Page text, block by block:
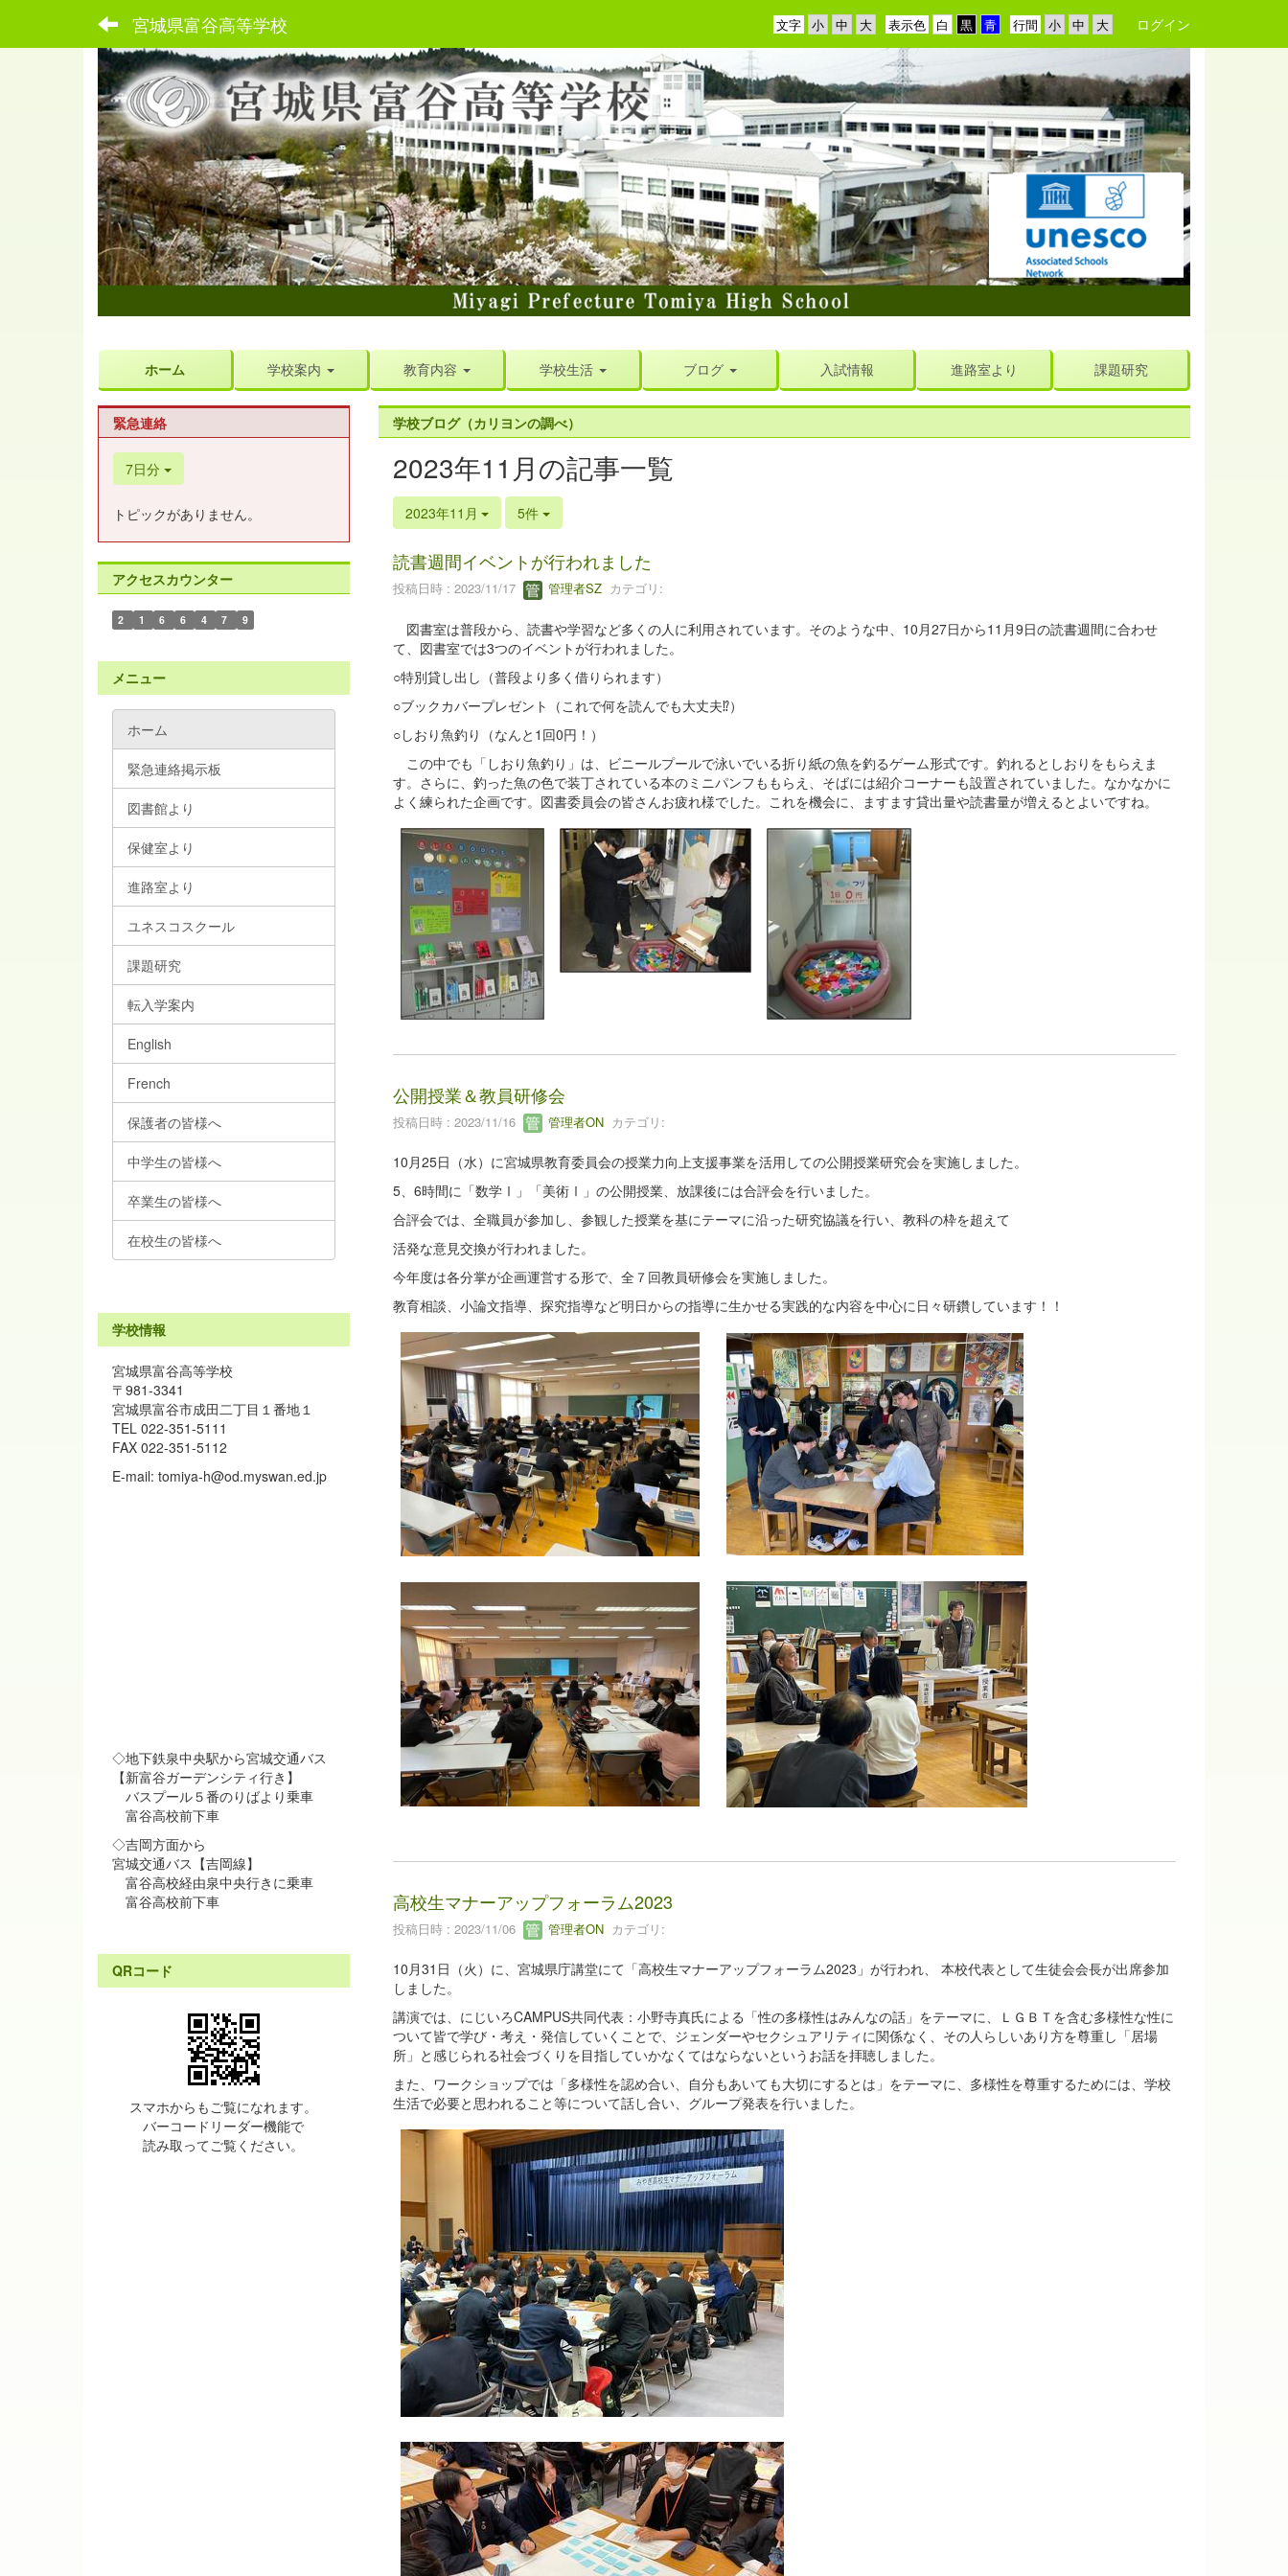
宮城県富谷高等学校 行間
表示色
文字 ログイン
ホーム 学校案内 教育内容 学校生活 ブログ 入試情報 進路室より 課題研究
学校ブログ（カリヨンの調べ）
2023年11月の記事一覧
2023年11月 5件
読書週間イベントが行われました
投稿日時 : 2023/11/17 管理者SZカテゴリ:
図書室は普段から、読書や学習など多くの人に利用されています。そのような中、10月27日から11月9日の読書週間に合わせ
て、図書室では3つのイベントが行われました。
○特別貸し出し（普段より多く借りられます）
○ブックカバープレゼント（これで何を読んでも大丈夫⁉）
○しおり魚釣り（なんと1回0円！）
この中でも「しおり魚釣り」は、ビニールプールで泳いでいる折り紙の魚を釣るゲーム形式です。釣れるとしおりをもらえま
す。さらに、釣った魚の色で装丁されている本のミニパンフももらえ、そばには紹介コーナーも設置されていました。なかなかに
よく練られた企画です。図書委員会の皆さんお疲れ様でした。これを機会に、ますます貸出量や読書量が増えるとよいですね。
公開授業＆教員研修会
投稿日時 : 2023/11/16 管理者ONカテゴリ:
10月25日（水）に宮城県教育委員会の授業力向上支援事業を活用しての公開授業研究会を実施しました。
5、6時間に「数学Ⅰ」「美術Ⅰ」の公開授業、放課後には合評会を行いました。
合評会では、全職員が参加し、参観した授業を基にテーマに沿った研究協議を行い、教科の枠を超えて
活発な意見交換が行われました。
今年度は各分掌が企画運営する形で、全７回教員研修会を実施しました。
教育相談、小論文指導、探究指導など明日からの指導に生かせる実践的な内容を中心に日々研鑽しています！！
高校生マナーアップフォーラム2023
投稿日時 : 2023/11/06 管理者ONカテゴリ:
10月31日（火）に、宮城県庁講堂にて「高校生マナーアップフォーラム2023」が行われ、 本校代表として生徒会会長が出席参加
しました。
講演では、にじいろCAMPUS共同代表：小野寺真氏による「性の多様性はみんなの話」をテーマに、ＬＧＢＴを含む多様性な性に
ついて皆で学び・考え・発信していくことで、ジェンダーやセクシュアリティに関係なく、その人らしいあり方を尊重し「居場
所」と感じられる社会づくりを目指していかなくてはならないというお話を拝聴しました。
また、ワークショップでは「多様性を認め合い、自分もあいても大切にするとは」をテーマに、多様性を尊重するためには、学校
生活で必要と思われること等について話し合い、グループ発表を行いました。
緊急連絡
7日分
トピックがありません。
アクセスカウンター
2 1 6 6 4 7 9
メニュー
ホーム
緊急連絡掲示板
図書館より
保健室より
進路室より
ユネスコスクール
課題研究
転入学案内
English
French
保護者の皆様へ
中学生の皆様へ
卒業生の皆様へ
在校生の皆様へ
学校情報
宮城県富谷高等学校
〒981-3341
宮城県富谷市成田二丁目１番地１
TEL 022-351-5111
FAX 022-351-5112
E-mail: tomiya-h@od.myswan.ed.jp
◇地下鉄泉中央駅から宮城交通バス
【新富谷ガーデンシティ行き】
バスプール５番のりばより乗車
富谷高校前下車
◇吉岡方面から
宮城交通バス【吉岡線】
富谷高校経由泉中央行きに乗車
富谷高校前下車
QRコード
スマホからもご覧になれます。
バーコードリーダー機能で
読み取ってご覧ください。